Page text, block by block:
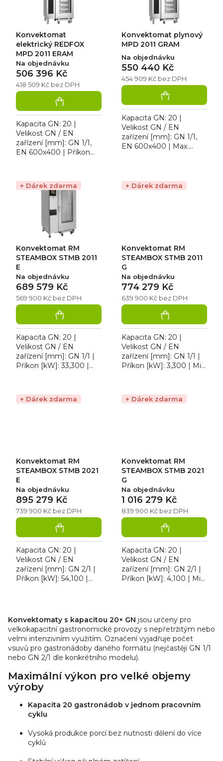
Konvektomat
elektrický REDFOX
MPD 2011 ERAM
Na objednávku
418 509 Kč bez DPH
506 396 Kč
Kapacita GN: 20 |
Velikost GN / EN
zařízení [mm]: GN 1/1,
EN 600x400 | Příkon
zařízení | Provedení |
Typ napájení:...
Konvektomat plynový
MPD 2011 GRAM
Na objednávku
454 909 Kč bez DPH
550 440 Kč
Kapacita GN: 20 |
Velikost GN / EN
zařízení [mm]: GN 1/1,
EN 600x400 | Max.
Typ napájení:...
+ Dárek zdarma
Konvektomat RM
STEAMBOX STMB 2011
E
Na objednávku
569 900 Kč bez DPH
689 579 Kč
Kapacita GN: 20 |
Velikost GN / EN
zařízení [mm]: GN 1/1 |
Příkon [kW]: 33,300 |
Konvektomat RM
STEAMBOX STMB...
+ Dárek zdarma
Konvektomat RM
STEAMBOX STMB 2011
G
Na objednávku
639 900 Kč bez DPH
774 279 Kč
Kapacita GN: 20 |
Velikost GN / EN
zařízení [mm]: GN 1/1 |
Příkon [kW]: 3,300 | Min.
Provedení | Typ
napájení:...
+ Dárek zdarma
Konvektomat RM
STEAMBOX STMB 2021
E
Na objednávku
739 900 Kč bez DPH
895 279 Kč
Kapacita GN: 20 |
Velikost GN / EN
zařízení [mm]: GN 2/1 |
Příkon [kW]: 54,100 |
STEAMBOX STMB...
+ Dárek zdarma
Konvektomat RM
STEAMBOX STMB 2021
G
Na objednávku
839 900 Kč bez DPH
1 016 279 Kč
Kapacita GN: 20 |
Velikost GN / EN
zařízení [mm]: GN 2/1 |
Příkon [kW]: 4,100 | Min.
STEAMBOX STMB...
v
l
á
d
a
í
r
y
ý
Konvektomaty s kapacitou 20× GN jsou určeny pro
velkokapacitní gastronomické provozy s nepřetržitým nebo
velmi intenzivním využitím. Označení vyjadřuje počet
vsuvů pro gastronádoby daného formátu (nejčastěji GN 1/1
nebo GN 2/1 dle konkrétního modelu).
Maximální výkon pro velké objemy
výroby
Kapacita 20 gastronádob v jednom pracovním
cyklu
Vysoká produkce porcí bez nutnosti dělení do více
cyklů